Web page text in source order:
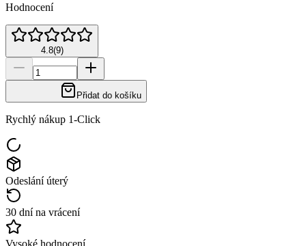
Hodnocení
4.8(9)
Přidat do košíku
Rychlý nákup 1-Click
Odeslání úterý
30 dní na vrácení